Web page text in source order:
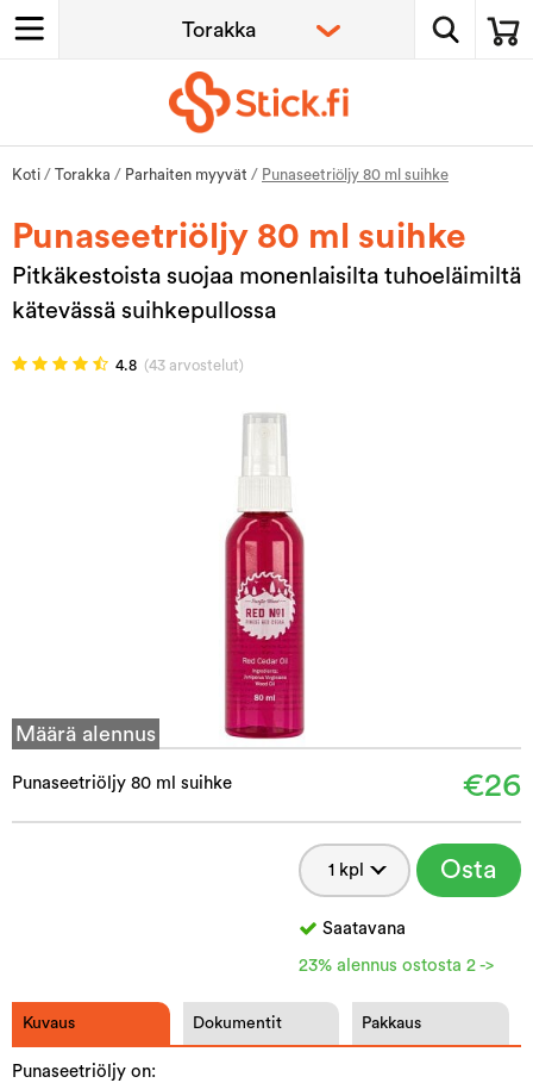
Koti / Torakka / Parhaiten myyvät / Punaseetriöljy 80 ml suihke
Punaseetriöljy 80 ml suihke
Pitkäkestoista suojaa monenlaisilta tuhoeläimiltä
kätevässä suihkepullossa
4.8 (43 arvostelut)
Määrä alennus
Punaseetriöljy 80 ml suihke €26
Osta
Saatavana
23% alennus ostosta 2 ->
Kuvaus Dokumentit Pakkaus
Punaseetriöljy on: